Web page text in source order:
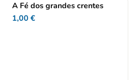
A Fé dos grandes crentes
1,00€